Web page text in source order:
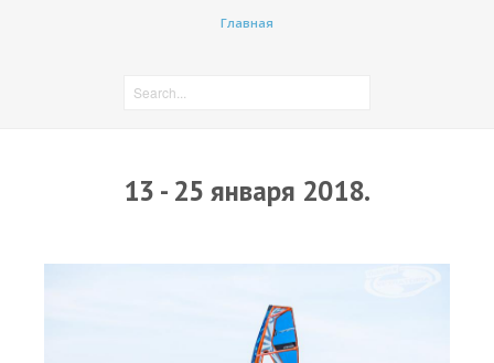
RRD Russian Cup
Медиа
Главная
13 - 25 января 2018.